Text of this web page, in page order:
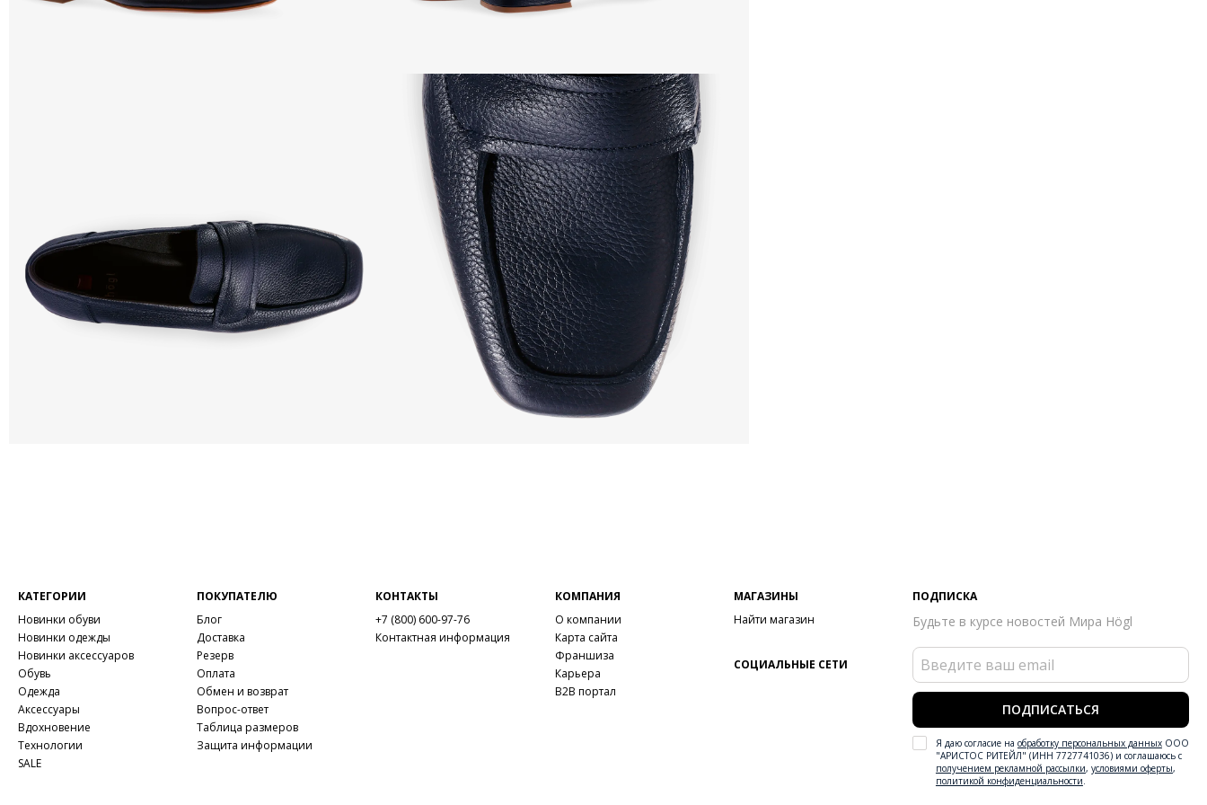
КАТЕГОРИИ
Новинки обуви
Новинки одежды
Новинки аксессуаров
Обувь
Одежда
Аксессуары
Вдохновение
Технологии
SALE
ПОКУПАТЕЛЮ
Блог
Доставка
Резерв
Оплата
Обмен и возврат
Вопрос-ответ
Таблица размеров
Защита информации
КОНТАКТЫ
+7 (800) 600-97-76
Контактная информация
КОМПАНИЯ
О компании
Карта сайта
Франшиза
Карьера
B2B портал
МАГАЗИНЫ
Найти магазин
СОЦИАЛЬНЫЕ СЕТИ
ПОДПИСКА
Будьте в курсе новостей Мира Högl
ПОДПИСАТЬСЯ
Я даю согласие на обработку персональных данныхООО
"АРИСТОС РИТЕЙЛ" (ИНН 7727741036) и соглашаюсь с
получением рекламной рассылки, условиями оферты,
политикой конфиденциальности.